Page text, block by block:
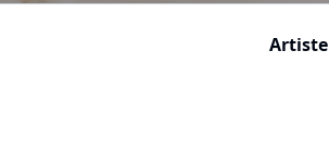
Artiste